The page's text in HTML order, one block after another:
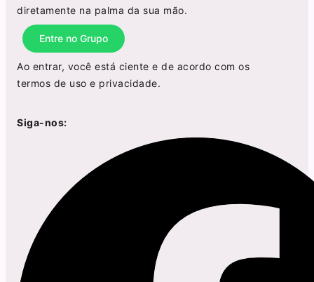
diretamente na palma da sua mão.
Entre no Grupo
Ao entrar, você está ciente e de acordo com os
termos de uso e privacidade.
Siga-nos: